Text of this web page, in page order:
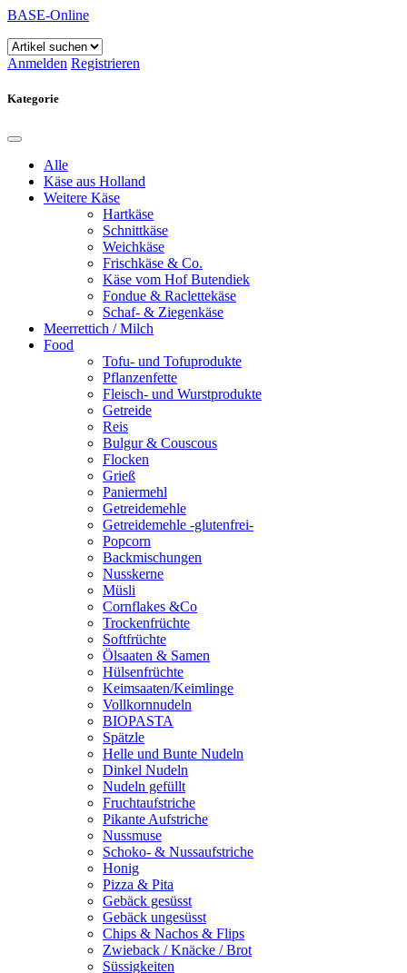
BASE-Online
Anmelden Registrieren
Kategorie
Alle
Käse aus Holland
Weitere Käse
Hartkäse
Schnittkäse
Weichkäse
Frischkäse & Co.
Käse vom Hof Butendiek
Fondue & Raclettekäse
Schaf- & Ziegenkäse
Meerrettich / Milch
Food
Tofu- und Tofuprodukte
Pflanzenfette
Fleisch- und Wurstprodukte
Getreide
Reis
Bulgur & Couscous
Flocken
Grieß
Paniermehl
Getreidemehle
Getreidemehle -glutenfrei-
Popcorn
Backmischungen
Nusskerne
Müsli
Cornflakes &Co
Trockenfrüchte
Softfrüchte
Ölsaaten & Samen
Hülsenfrüchte
Keimsaaten/Keimlinge
Vollkornnudeln
BIOPASTA
Spätzle
Helle und Bunte Nudeln
Dinkel Nudeln
Nudeln gefüllt
Fruchtaufstriche
Pikante Aufstriche
Nussmuse
Schoko- & Nussaufstriche
Honig
Pizza & Pita
Gebäck gesüsst
Gebäck ungesüsst
Chips & Nachos & Flips
Zwieback / Knäcke / Brot
Süssigkeiten